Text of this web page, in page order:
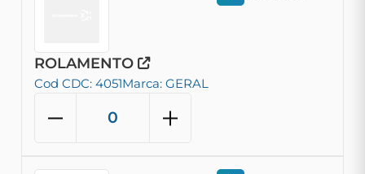
ROLAMENTO
Cod CDC: 4051Marca: GERAL